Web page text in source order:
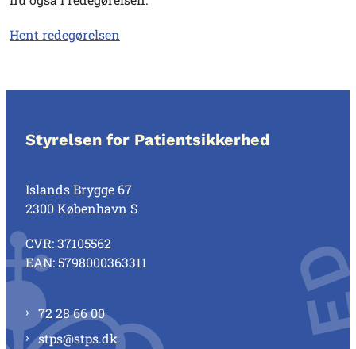
Hent redegørelsen
Styrelsen for Patientsikkerhed
Islands Brygge 67
2300 København S
CVR: 37105562
EAN: 5798000363311
72 28 66 00
stps@stps.dk